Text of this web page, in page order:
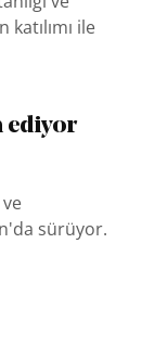
ile
ediyor
sürüyor.